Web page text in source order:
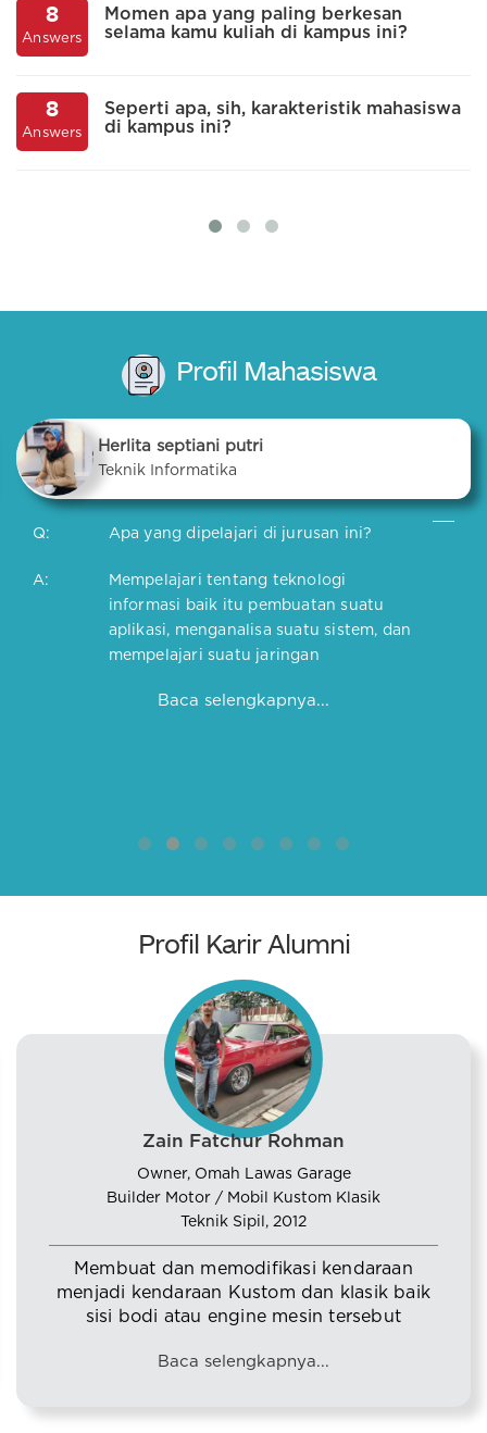
8
Answers
Momen apa yang paling berkesan
selama kamu kuliah di kampus ini?
8
Answers
Seperti apa, sih, karakteristik mahasiswa
di kampus ini?
Profil Mahasiswa
Herlita septiani putri
Teknik Informatika
Q: Apa yang dipelajari di jurusan ini?
A:
Mempelajari tentang teknologi
informasi baik itu pembuatan suatu
aplikasi, menganalisa suatu sistem, dan
mempelajari suatu jaringan
Baca selengkapnya...
Profil Karir Alumni
Zain Fatchur Rohman
Owner, Omah Lawas Garage
Builder Motor / Mobil Kustom Klasik
Teknik Sipil, 2012
Membuat dan memodifikasi kendaraan
menjadi kendaraan Kustom dan klasik baik
sisi bodi atau engine mesin tersebut
Baca selengkapnya...